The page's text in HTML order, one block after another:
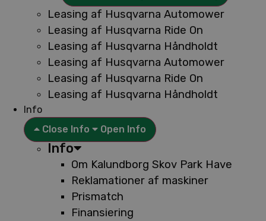
Leasing af Husqvarna Automower
Leasing af Husqvarna Ride On
Leasing af Husqvarna Håndholdt
Leasing af Husqvarna Automower
Leasing af Husqvarna Ride On
Leasing af Husqvarna Håndholdt
Info
Close Info
Open Info
Info
Om Kalundborg Skov Park Have
Reklamationer af maskiner
Prismatch
Finansiering